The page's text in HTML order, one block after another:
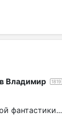
Владимир 1819
фантастики...